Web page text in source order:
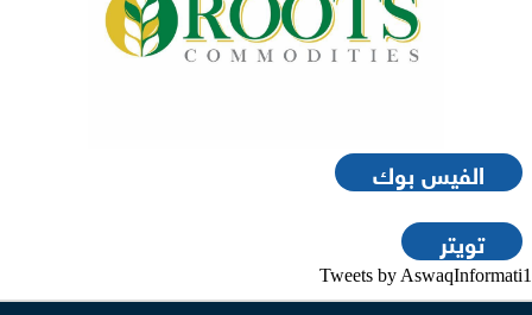
الفيس بوك
تويتر
Tweets by AswaqInformati1